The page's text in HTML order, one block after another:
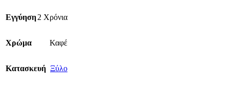
Εγγύηση2 Χρόνια
Χρώμα Καφέ
Κατασκευή Ξύλο